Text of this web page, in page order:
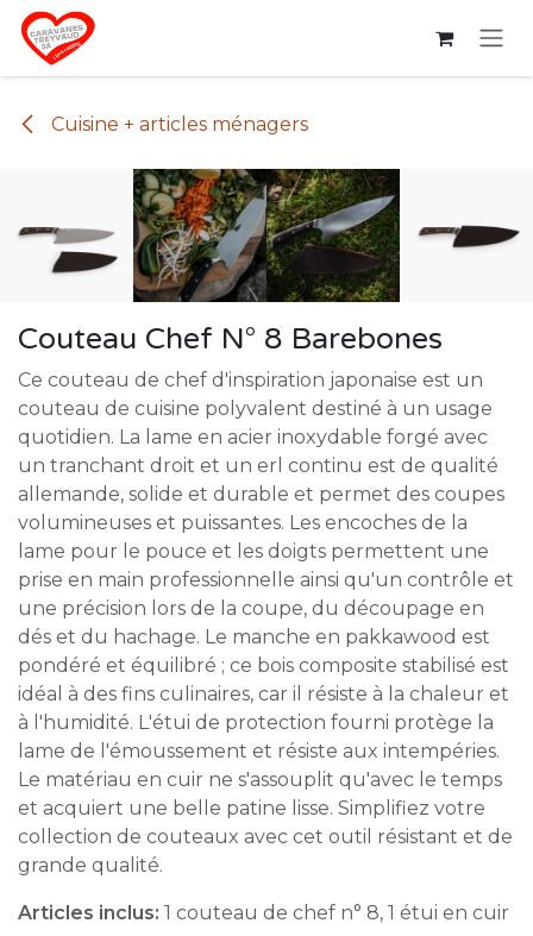
Se rendre au contenu
Cuisine + articles ménagers
Couteau Chef N° 8 Barebones
Ce couteau de chef d'inspiration japonaise est un
couteau de cuisine polyvalent destiné à un usage
quotidien. La lame en acier inoxydable forgé avec
un tranchant droit et un erl continu est de qualité
allemande, solide et durable et permet des coupes
volumineuses et puissantes. Les encoches de la
lame pour le pouce et les doigts permettent une
prise en main professionnelle ainsi qu'un contrôle et
une précision lors de la coupe, du découpage en
dés et du hachage. Le manche en pakkawood est
pondéré et équilibré ; ce bois composite stabilisé est
idéal à des fins culinaires, car il résiste à la chaleur et
à l'humidité. L'étui de protection fourni protège la
lame de l'émoussement et résiste aux intempéries.
Le matériau en cuir ne s'assouplit qu'avec le temps
et acquiert une belle patine lisse. Simplifiez votre
collection de couteaux avec cet outil résistant et de
grande qualité.
Articles inclus: 1 couteau de chef n° 8, 1 étui en cuir